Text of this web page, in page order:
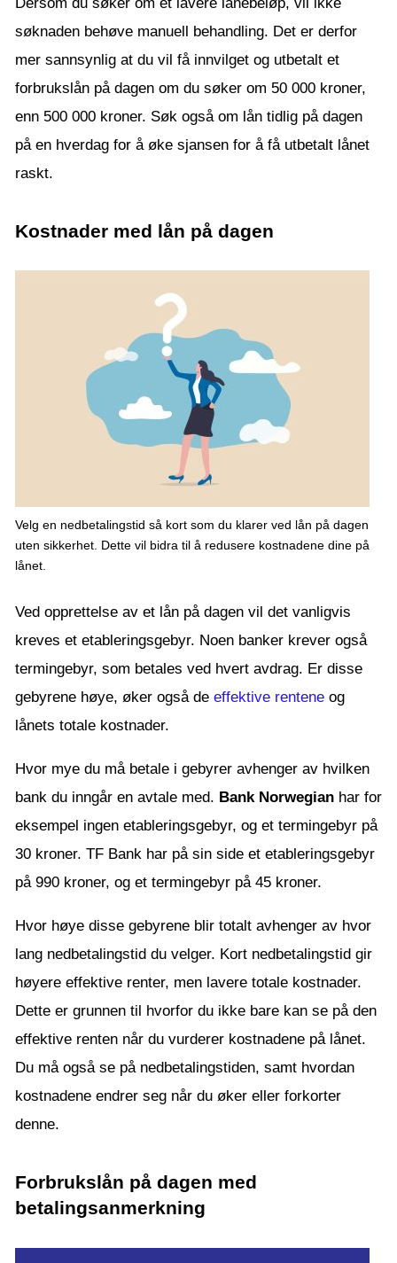
søknaden behøve manuell behandling. Det er derfor
mer sannsynlig at du vil få innvilget og utbetalt et
forbrukslån på dagen om du søker om 50 000 kroner,
enn 500 000 kroner. Søk også om lån tidlig på dagen
på en hverdag for å øke sjansen for å få utbetalt lånet
raskt.
Kostnader med lån på dagen
Velg en nedbetalingstid så kort som du klarer ved lån på dagen
uten sikkerhet. Dette vil bidra til å redusere kostnadene dine på
lånet.
Ved opprettelse av et lån på dagen vil det vanligvis
kreves et etableringsgebyr. Noen banker krever også
termingebyr, som betales ved hvert avdrag. Er disse
gebyrene høye, øker også de effektive rentene og
lånets totale kostnader.
Hvor mye du må betale i gebyrer avhenger av hvilken
bank du inngår en avtale med. Bank Norwegian har for
eksempel ingen etableringsgebyr, og et termingebyr på
30 kroner. TF Bank har på sin side et etableringsgebyr
på 990 kroner, og et termingebyr på 45 kroner.
Hvor høye disse gebyrene blir totalt avhenger av hvor
lang nedbetalingstid du velger. Kort nedbetalingstid gir
høyere effektive renter, men lavere totale kostnader.
Dette er grunnen til hvorfor du ikke bare kan se på den
effektive renten når du vurderer kostnadene på lånet.
Du må også se på nedbetalingstiden, samt hvordan
kostnadene endrer seg når du øker eller forkorter
denne.
Forbrukslån på dagen med
betalingsanmerkning